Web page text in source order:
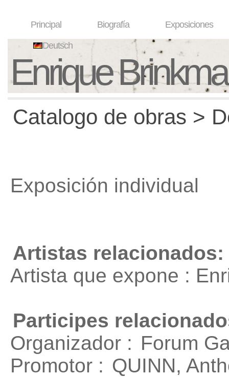
Principal Biografía Exposiciones
Deutsch
Enrique
Catalogo de obras >
Exposición individual
Artistas relacionados:
Artista que expone :
Participes
Organizador : Forum
Promotor : QUINN,